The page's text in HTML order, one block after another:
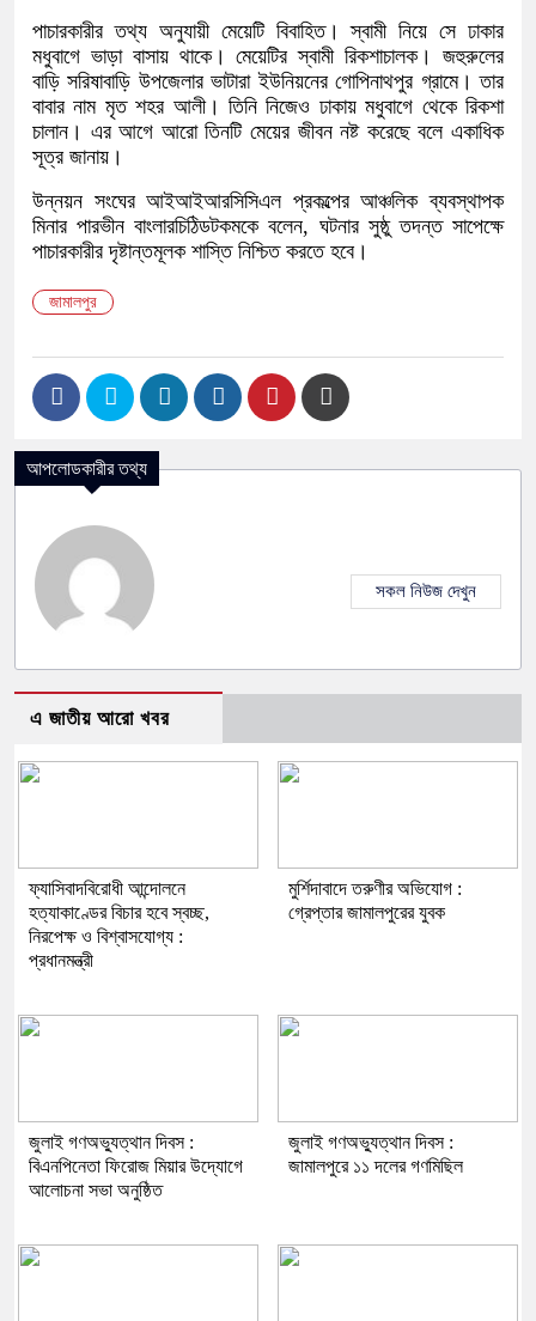
পাচারকারীর তথ্য অনুযায়ী মেয়েটি বিবাহিত। স্বামী নিয়ে সে ঢাকার
মধুবাগে ভাড়া বাসায় থাকে। মেয়েটির স্বামী রিকশাচালক। জহুরুলের
বাড়ি সরিষাবাড়ি উপজেলার ভাটারা ইউনিয়নের গোপিনাথপুর গ্রামে। তার
বাবার নাম মৃত শহর আলী। তিনি নিজেও ঢাকায় মধুবাগে থেকে রিকশা
চালান। এর আগে আরো তিনটি মেয়ের জীবন নষ্ট করেছে বলে একাধিক
সূত্র জানায়।
উন্নয়ন সংঘের আইআইআরসিসিএল প্রকল্পের আঞ্চলিক ব্যবস্থাপক
মিনার পারভীন বাংলারচিঠিডটকমকে বলেন, ঘটনার সুষ্ঠু তদন্ত সাপেক্ষে
পাচারকারীর দৃষ্টান্তমূলক শাস্তি নিশ্চিত করতে হবে।
জামালপুর
আপলোডকারীর তথ্য
সকল নিউজ দেখুন
এ জাতীয় আরো খবর
ফ্যাসিবাদবিরোধী আন্দোলনে
হত্যাকাণ্ডের বিচার হবে স্বচ্ছ,
নিরপেক্ষ ও বিশ্বাসযোগ্য :
প্রধানমন্ত্রী
মুর্শিদাবাদে তরুণীর অভিযোগ :
গ্রেপ্তার জামালপুরের যুবক
জুলাই গণঅভ্যুত্থান দিবস :
বিএনপিনেতা ফিরোজ মিয়ার উদ্যোগে
আলোচনা সভা অনুষ্ঠিত
জুলাই গণঅভ্যুত্থান দিবস :
জামালপুরে ১১ দলের গণমিছিল